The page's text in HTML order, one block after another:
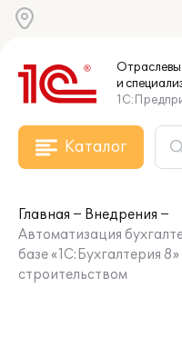
и
Каталог
Главная
Внедрения
Автоматизация
базе «1С:Бухгалтерия
строительством